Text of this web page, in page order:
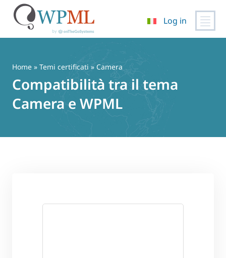
contenuto
Log in
Home » Temi certificati » Camera
Compatibilità tra il tema
Camera e WPML